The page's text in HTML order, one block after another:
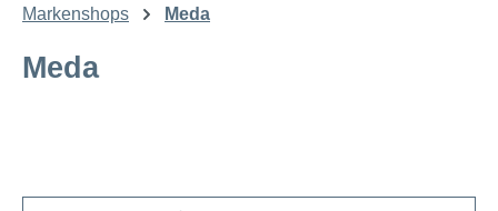
Markenshops Meda
Meda